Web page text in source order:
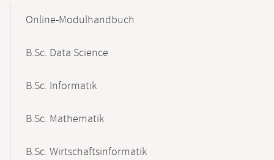
NavigationOnline-Modulhandbuch
B.Sc. Data Science
B.Sc. Informatik
B.Sc. Mathematik
B.Sc. Wirtschaftsinformatik